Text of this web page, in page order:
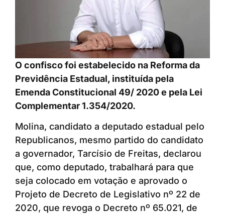
O confisco foi estabelecido na Reforma da
Previdência Estadual, instituída pela
Emenda Constitucional 49/ 2020 e pela Lei
Complementar 1.354/2020.
Molina, candidato a deputado estadual pelo
Republicanos, mesmo partido do candidato
a governador, Tarcísio de Freitas, declarou
que, como deputado, trabalhará para que
seja colocado em votação e aprovado o
Projeto de Decreto de Legislativo nº 22 de
2020, que revoga o Decreto nº 65.021, de